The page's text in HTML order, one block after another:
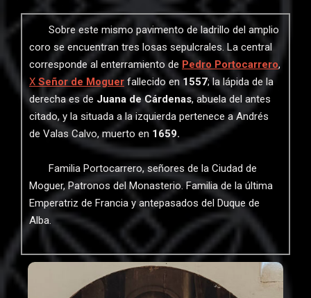
Sobre este mismo pavimento de ladrillo del amplio
coro se encuentran tres losas sepulcrales. La central
corresponde al enterramiento de Pedro Portocarrero,
X Señor de Moguer fallecido en1557; la lápida de la
derecha es de Juana de Cárdenas, abuela del antes
citado, y la situada a la izquierda pertenece a Andrés
de Valas Calvo, muerto en 1659.
Familia Portocarrero, señores de la Ciudad de
Moguer, Patronos del Monasterio. Familia de la última
Emperatriz de Francia y antepasados del Duque de
Alba.